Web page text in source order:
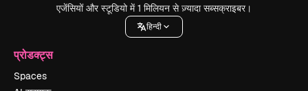
एजेंसियों और स्टूडियो में 1 मिलियन से ज़्यादा सब्सक्राइबर।
हिन्दी
प्रोडक्ट्स
Spaces